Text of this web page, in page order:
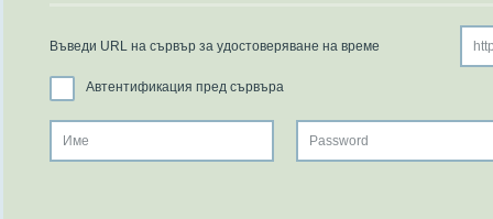
Въведи URL на сървър за удостоверяване на време
Автентификация пред сървъра